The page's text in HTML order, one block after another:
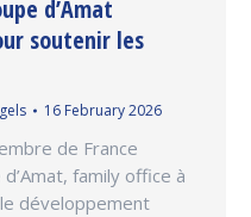
d’Amat
soutenir les
16 February 2026
de France
family office à
développement